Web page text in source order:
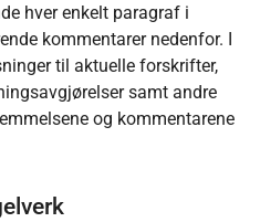
hver enkelt paragraf i
kommentarer nedenfor. I
til aktuelle forskrifter,
samt andre
og kommentarene